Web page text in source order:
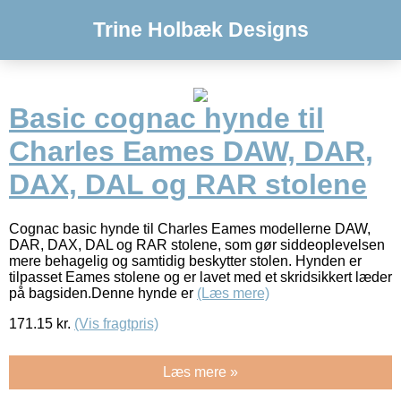
Trine Holbæk Designs
Basic cognac hynde til
Charles Eames DAW, DAR,
DAX, DAL og RAR stolene
Cognac basic hynde til Charles Eames modellerne DAW,
DAR, DAX, DAL og RAR stolene, som gør siddeoplevelsen
mere behagelig og samtidig beskytter stolen. Hynden er
tilpasset Eames stolene og er lavet med et skridsikkert læder
på bagsiden.Denne hynde er (Læs mere)
171.15 kr. (Vis fragtpris)
Læs mere »